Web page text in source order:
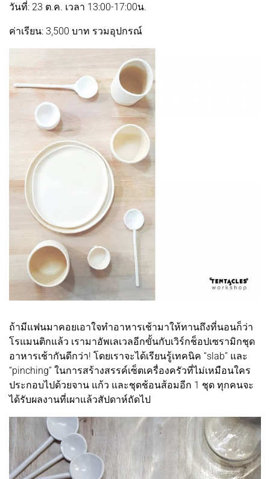
วันที่: 23 ต.ค. เวลา 13:00-17:00น.
ค่าเรียน: 3,500 บาท รวมอุปกรณ์
ถ้ามีแฟนมาคอยเอาใจทำอาหารเช้ามาให้ทานถึงที่นอนก็ว่า
โรแมนติกแล้ว เรามาอัพเลเวลอีกขั้นกับเวิร์กช็อปเซรามิกชุด
อาหารเช้ากันดีกว่า! โดยเราจะได้เรียนรู้เทคนิค “slab” และ
“pinching” ในการสร้างสรรค์เซ็ตเครื่องครัวที่ไม่เหมือนใคร
ประกอบไปด้วยจาน แก้ว และชุดช้อนส้อมอีก 1 ชุด ทุกคนจะ
ได้รับผลงานที่เผาแล้วสัปดาห์ถัดไป